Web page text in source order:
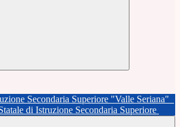
di Istruzione Secondaria Superiore